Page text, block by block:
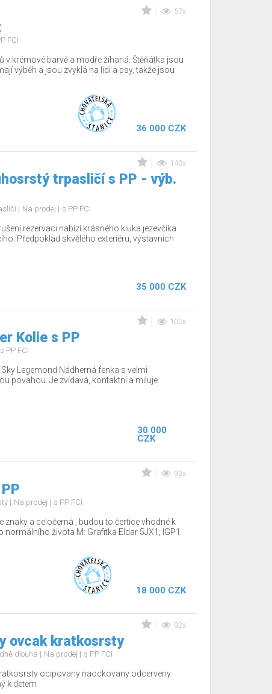
57x
FCI
v krémové barvě a modře žíhaná. Štěňátka jsou
výběh a jsou zvyklá na lidi a psy, takže jsou
36 000 CZK
140x
trpasličí s PP - výb.
Na prodej s PP FCI
rezervaci nabízí krásného kluka jezevčíka
Předpoklad skvělého exteriéru, výstavních
35 000 CZK
100x
Kolie s PP
s PP FCI
Legemond Nádherná fenka s velmi
povahou. Je zvídavá, kontaktní a miluje
30 000
CZK
93x
Na prodej s PP FCI
znaky a celočerná , budou to čertice vhodné k
života M: Grafitka Eldar 5JX1, IGP1
18 000 CZK
92x
ovcak kratkosrsty
dlouhá Na prodej s PP FCI
ocipovany naockovany odcerveny
k detem